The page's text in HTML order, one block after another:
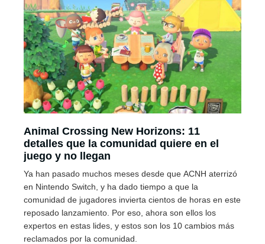
Animal Crossing New Horizons: 11
detalles que la comunidad quiere en el
juego y no llegan
Ya han pasado muchos meses desde que ACNH aterrizó
en Nintendo Switch, y ha dado tiempo a que la
comunidad de jugadores invierta cientos de horas en este
reposado lanzamiento. Por eso, ahora son ellos los
expertos en estas lides, y estos son los 10 cambios más
reclamados por la comunidad.